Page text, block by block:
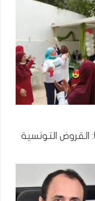
محمد قوبعة المدير العام لبنك UBCI: القروض التونسية